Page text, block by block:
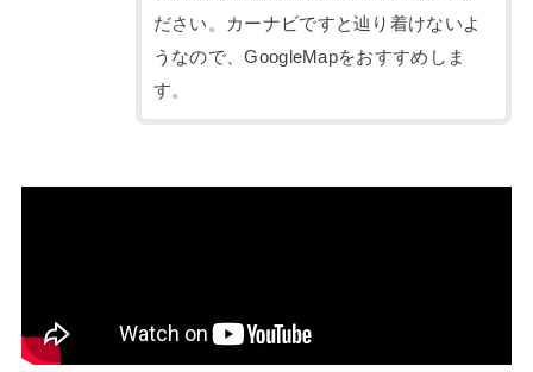
ださい。カーナビですと辿り着けないよ
うなので、GoogleMapをおすすめしま
す。